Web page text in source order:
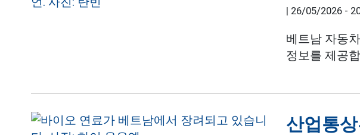
| 26/05/2026 -
베트남 자동
정보를 제공
산업통